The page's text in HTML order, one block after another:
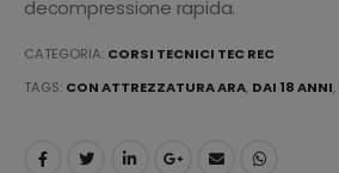
decompressione rapida.
CATEGORIA: CORSI TECNICI TEC REC
TAGS: CON ATTREZZATURA ARA, DAI 18 ANNI,